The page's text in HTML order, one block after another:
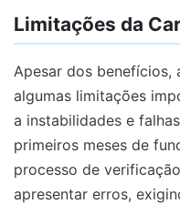
Limitações da
Apesar dos benefícios,
algumas limitações
a instabilidades e
primeiros meses de
processo de
apresentar erros,